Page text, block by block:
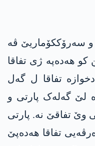
و سەرۆککۆماریێ ڤە
کو ھەدەپە ژی تفاقا
تفاقا ل گەل
لێ گەلەک پارتی و
وێ تفاقێ نە. پارتی
تفاقا ھەدەپێ